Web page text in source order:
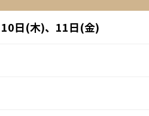
日(木)、11日(金)